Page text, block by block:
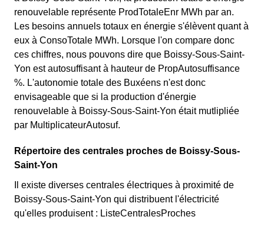
Buxéens éligibles. 💡🏠
rapport au tarif normal à Boissy-Sous-Saint-Yon. ⚡💸
renouvelable représente ProdTotaleEnr MWh par an.
Les besoins annuels totaux en énergie s'élèvent quant à
eux à ConsoTotale MWh. Lorsque l'on compare donc
ces chiffres, nous pouvons dire que Boissy-Sous-Saint-
Yon est autosuffisant à hauteur de PropAutosuffisance
%. L'autonomie totale des Buxéens n'est donc
envisageable que si la production d'énergie
renouvelable à Boissy-Sous-Saint-Yon était mutlipliée
par MultiplicateurAutosuf.
Répertoire des centrales proches de Boissy-Sous-
Saint-Yon
Il existe diverses centrales électriques à proximité de
Boissy-Sous-Saint-Yon qui distribuent l'électricité
qu'elles produisent : ListeCentralesProches